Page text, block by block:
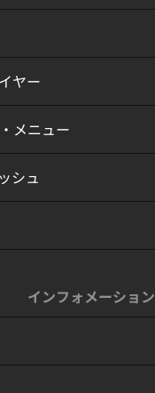
ヤー
メニュー
シュ
インフォメーション